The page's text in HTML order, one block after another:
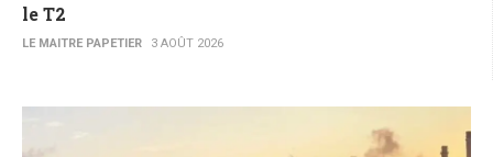
le T2
LE MAITRE PAPETIER 3 AOÛT 2026